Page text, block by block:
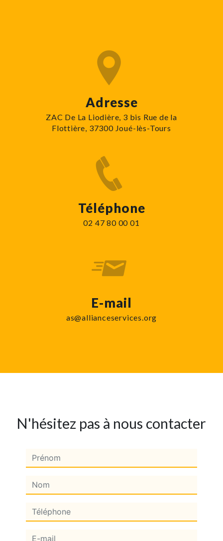
Adresse
ZAC De La Liodière, 3 bis Rue de la
Flottière, 37300 Joué-lès-Tours
Téléphone
02 47 80 00 01
E-mail
as@allianceservices.org
N'hésitez pas à nous contacter